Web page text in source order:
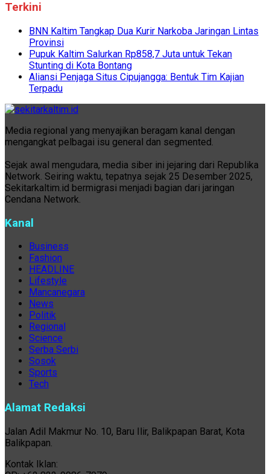
Terkini
BNN Kaltim Tangkap Dua Kurir Narkoba Jaringan Lintas
Provinsi
Pupuk Kaltim Salurkan Rp858,7 Juta untuk Tekan
Stunting di Kota Bontang
Aliansi Penjaga Situs Cipujangga: Bentuk Tim Kajian
Terpadu
Media regional yang menyajikan beragam kanal dengan
mengangkat pelbagai isu general dan segmented.
Sejak awal mengudara, media siber ini jejaring dari Republika
Network. Seiring waktu, tepatnya sejak 25 Desember 2025,
Sekitarkaltim.id bermigrasi menjadi bagian dari jaringan
Cendana Network.
Kanal
Business
Fashion
HEADLINE
Lifestyle
Mancanegara
News
Politik
Regional
Science
Serba Serbi
Sosok
Sports
Tech
Alamat Redaksi
Jalan Adil Makmur No. 10, Baru Ilir, Balikpapan Barat, Kota
Balikpapan.
Kontak Iklan: